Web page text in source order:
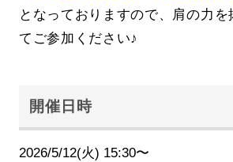
となっておりますので、肩の力を
てご参加ください♪
開催日時
2026/5/12(火) 15:30〜